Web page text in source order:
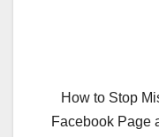
How to Stop
Facebook Page